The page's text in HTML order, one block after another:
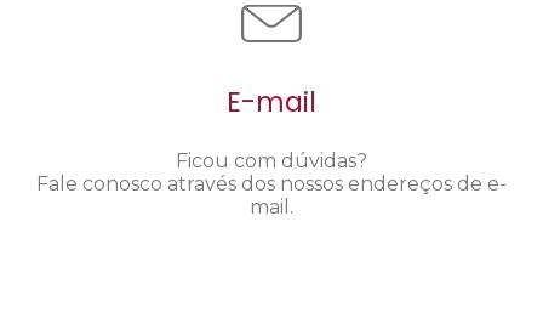
E-mail
Ficou com dúvidas?
Fale conosco através dos nossos endereços de e-
mail.